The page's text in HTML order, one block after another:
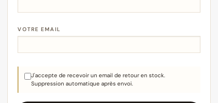
VOTRE EMAIL
J'accepte de recevoir un email de retour en stock.
Suppression automatique après envoi.